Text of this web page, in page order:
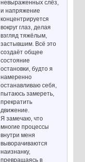
невыраженных слёз,
и напряжение
концентрируется
вокруг глаз, делая
взгляд тяжёлым,
застывшим. Всё это
создаёт общее
состояние
остановки, будто я
намеренно
останавливаю себя,
пытаюсь замереть,
прекратить
движение.
Я замечаю, что
многие процессы
внутри меня
выворачиваются
наизнанку,
превращаясь в